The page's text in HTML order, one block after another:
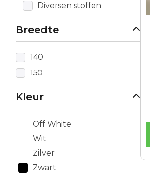
Diversen stoffen
Breedte
140
150
Kleur
Off White
Wit
Zilver
Zwart